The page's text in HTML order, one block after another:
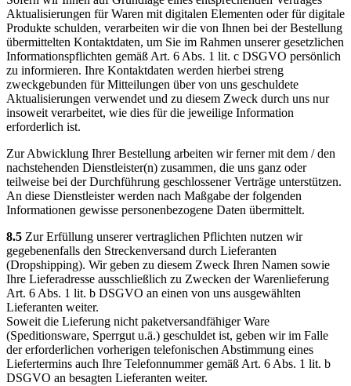
Aktualisierungen für Waren mit digitalen Elementen oder für digitale
Produkte schulden, verarbeiten wir die von Ihnen bei der Bestellung
übermittelten Kontaktdaten, um Sie im Rahmen unserer gesetzlichen
Informationspflichten gemäß Art. 6 Abs. 1 lit. c DSGVO persönlich
zu informieren. Ihre Kontaktdaten werden hierbei streng
zweckgebunden für Mitteilungen über von uns geschuldete
Aktualisierungen verwendet und zu diesem Zweck durch uns nur
insoweit verarbeitet, wie dies für die jeweilige Information
erforderlich ist.
Zur Abwicklung Ihrer Bestellung arbeiten wir ferner mit dem / den
nachstehenden Dienstleister(n) zusammen, die uns ganz oder
teilweise bei der Durchführung geschlossener Verträge unterstützen.
An diese Dienstleister werden nach Maßgabe der folgenden
Informationen gewisse personenbezogene Daten übermittelt.
8.5 Zur Erfüllung unserer vertraglichen Pflichten nutzen wir
gegebenenfalls den Streckenversand durch Lieferanten
(Dropshipping). Wir geben zu diesem Zweck Ihren Namen sowie
Ihre Lieferadresse ausschließlich zu Zwecken der Warenlieferung
Art. 6 Abs. 1 lit. b DSGVO an einen von uns ausgewählten
Lieferanten weiter.
Soweit die Lieferung nicht paketversandfähiger Ware
(Speditionsware, Sperrgut u.ä.) geschuldet ist, geben wir im Falle
der erforderlichen vorherigen telefonischen Abstimmung eines
Liefertermins auch Ihre Telefonnummer gemäß Art. 6 Abs. 1 lit. b
DSGVO an besagten Lieferanten weiter.